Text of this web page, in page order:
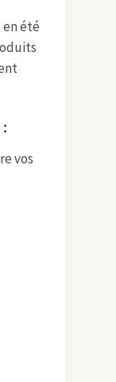
en été
vos